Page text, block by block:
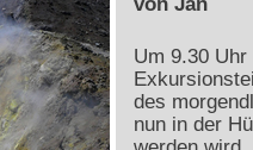
Um 9.30
des
nun in der